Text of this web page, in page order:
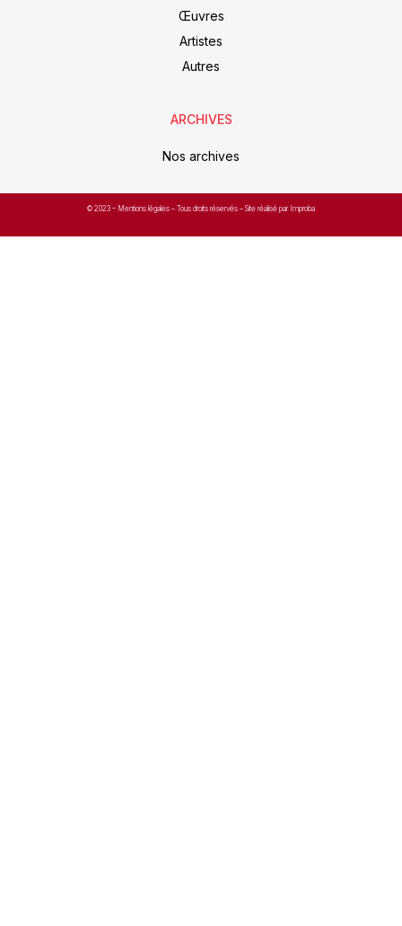
Œuvres
Artistes
Autres
ARCHIVES
Nos archives
© 2023 – Mentions légales – Tous droits réservés – Site réalisé par Improba